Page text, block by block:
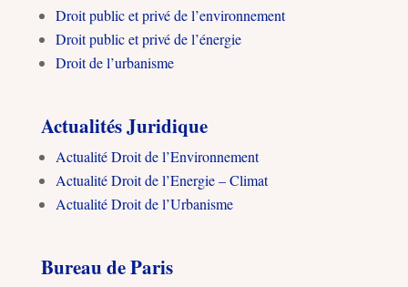
Droit public et privé de l’environnement
Droit public et privé de l’énergie
Droit de l’urbanisme
Actualités Juridique
Actualité Droit de l’Environnement
Actualité Droit de l’Energie – Climat
Actualité Droit de l’Urbanisme
Bureau de Paris